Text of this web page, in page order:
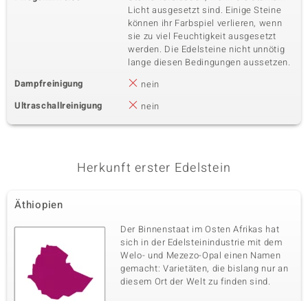
Licht ausgesetzt sind. Einige Steine
können ihr Farbspiel verlieren, wenn
sie zu viel Feuchtigkeit ausgesetzt
werden. Die Edelsteine nicht unnötig
lange diesen Bedingungen aussetzen.
Dampfreinigung
nein
Ultraschallreinigung
nein
Herkunft erster Edelstein
Äthiopien
Der Binnenstaat im Osten Afrikas hat
sich in der Edelsteinindustrie mit dem
Welo- und Mezezo-Opal einen Namen
gemacht: Varietäten, die bislang nur an
diesem Ort der Welt zu finden sind.